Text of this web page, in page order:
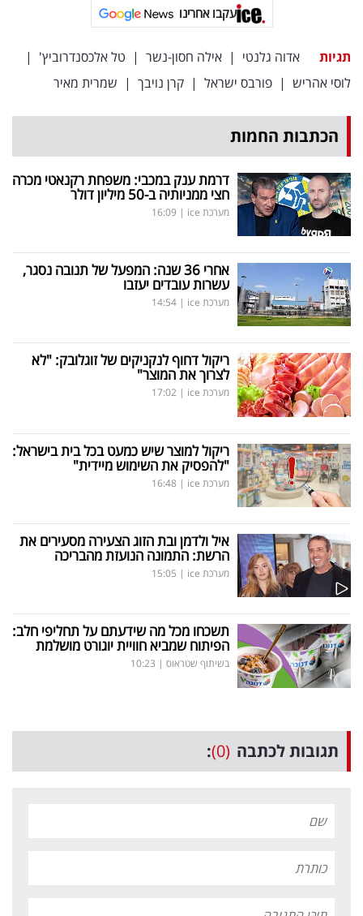
עקבו אחרינו
תגיות אדוה גלנטי | אילה חסון-נשר | טל אלכסנדרוביץ' |
לוסי אהריש | פורבס ישראל | קרן נויבך | שמרית מאיר
הכתבות החמות
דרמת ענק במכבי: משפחת רקנאטי מכרה
חצי ממניותיה ב-50 מיליון דולר
מערכת ice |
16:09
אחרי 36 שנה: המפעל של תנובה נסגר,
עשרות עובדים יעזבו
מערכת ice |
14:54
ריקול דחוף לנקניקים של זוגלובק: "לא
לצרוך את המוצר"
מערכת ice |
17:02
ריקול למוצר שיש כמעט בכל בית בישראל:
"להפסיק את השימוש מיידית"
מערכת ice |
16:48
איל ולדמן ובת הזוג הצעירה מסעירים את
הרשת: התמונה הנועזת מהבריכה
מערכת ice |
15:05
תשכחו מכל מה שידעתם על תחליפי חלב:
הפיתוח שמביא חוויית יוגורט מושלמת
בשיתוף שטראוס |
10:23
תגובות לכתבה (0)
: